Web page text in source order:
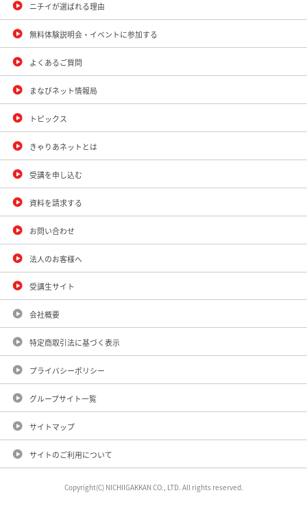
ニチイが選ばれる理由
無料体験説明会・イベントに参加する
よくあるご質問
まなびネット情報局
トピックス
きゃりあネットとは
受講を申し込む
資料を請求する
お問い合わせ
法人のお客様へ
受講生サイト
会社概要
特定商取引法に基づく表示
プライバシーポリシー
グループサイト一覧
サイトマップ
サイトのご利用について
Copyright(C) NICHIIGAKKAN CO., LTD. All rights reserved.